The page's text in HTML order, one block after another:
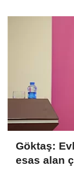
Göktaş:
esas alan